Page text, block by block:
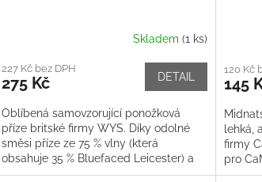
Skladem (1 ks)
227 Kč bez DPH
275 Kč DETAIL
Oblíbená samovzorující ponožková
příze britské firmy WYS. Díky odolné
směsi příze ze 75 % vlny (která
obsahuje 35 % Bluefaced Leicester) a
25 % nylonu vám vaše výtvory vydrží...
120 Kč
145
lehká,
firmy
pro